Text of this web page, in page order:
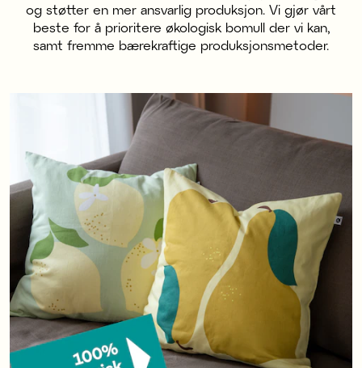
og støtter en mer ansvarlig produksjon. Vi gjør vårt
beste for å prioritere økologisk bomull der vi kan,
samt fremme bærekraftige produksjonsmetoder.